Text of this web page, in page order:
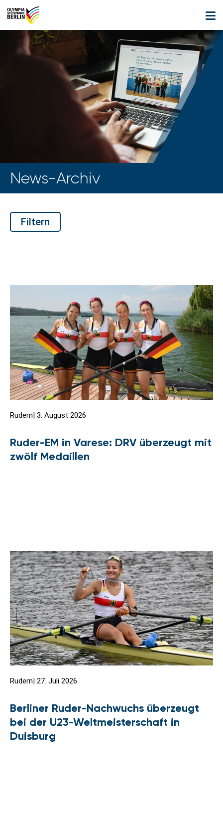
News-Archiv
Filtern
Rudern| 3. August 2026
Ruder-EM in Varese: DRV überzeugt mit
zwölf Medaillen
Rudern| 27. Juli 2026
Berliner Ruder-Nachwuchs überzeugt
bei der U23-Weltmeisterschaft in
Duisburg